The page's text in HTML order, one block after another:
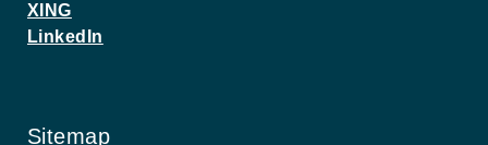
XING
LinkedIn
Sitemap